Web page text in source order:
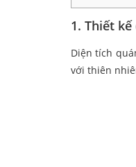
1. Thiết
Diện tích
với thiên